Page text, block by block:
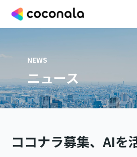
NEWS
ニュース
ココナラ募集、AIを